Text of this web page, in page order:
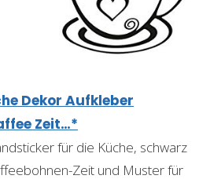
Dekor Aufkleber
Zeit…*
für die Küche, schwarz
Zeit und Muster für